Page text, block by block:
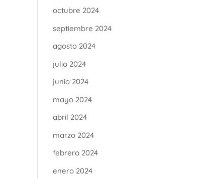
octubre 2024
septiembre 2024
agosto 2024
julio 2024
junio 2024
mayo 2024
abril 2024
marzo 2024
febrero 2024
enero 2024